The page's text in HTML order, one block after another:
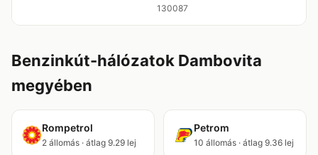
130087
Benzinkút-hálózatok Dambovita
megyében
Rompetrol
2 állomás · átlag 9.29 lej
Petrom
10 állomás · átlag 9.36 lej